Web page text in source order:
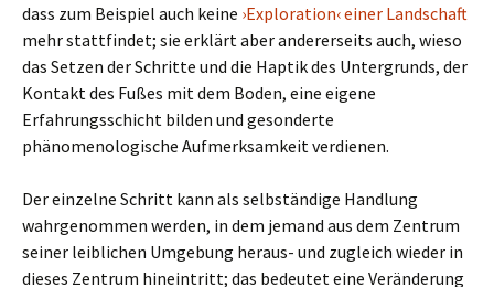
dass zum Beispiel auch keine ›Exploration‹ einer Landschaft
mehr stattfindet; sie erklärt aber andererseits auch, wieso
das Setzen der Schritte und die Haptik des Untergrunds, der
Kontakt des Fußes mit dem Boden, eine eigene
Erfahrungsschicht bilden und gesonderte
phänomenologische Aufmerksamkeit verdienen.
Der einzelne Schritt kann als selbständige Handlung
wahrgenommen werden, in dem jemand aus dem Zentrum
seiner leiblichen Umgebung heraus- und zugleich wieder in
dieses Zentrum hineintritt; das bedeutet eine Veränderung